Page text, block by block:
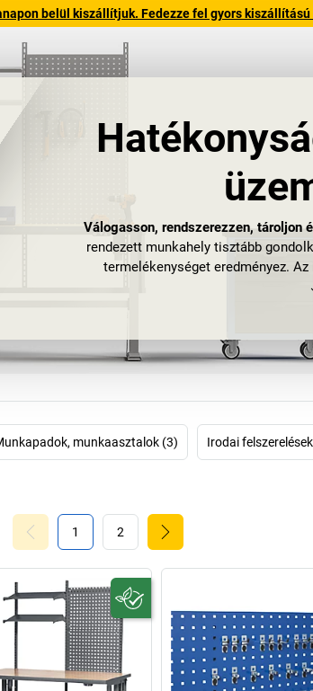
belül kiszállítjuk. Fedezze fel gyors
Válogasson, rendszerezzen, tároljon
rendezett munkahely tisztább
termelékenységet eredményez.
szerszámos kocsikig, okos
munkavégzést, hozzájárulva a
Ez gyorsan orvosolja a szervezési
munkaasztalok (3) Irodai
1 2